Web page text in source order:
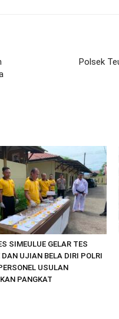
Polsek
SIMEULUE GELAR TES
DAN UJIAN BELA DIRI POLRI
USULAN
PANGKAT